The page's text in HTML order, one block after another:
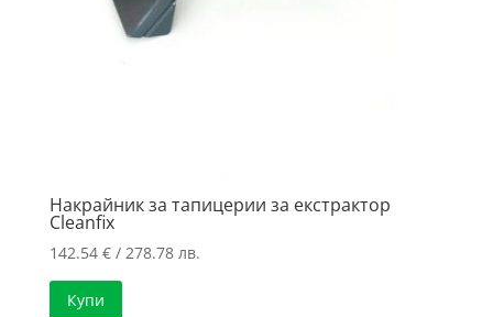
Накрайник за тапицерии за екстрактор
Cleanfix
142.54 €/ 278.78 лв.
Купи